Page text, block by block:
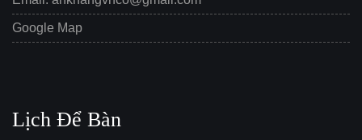
Google Map
Lịch Để Bàn